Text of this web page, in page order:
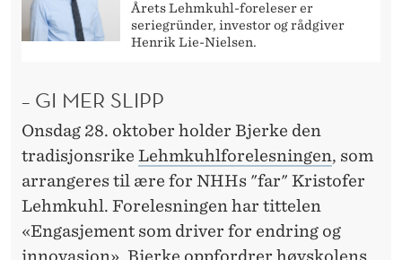
Årets Lehmkuhl-foreleser er
seriegründer, investor og rådgiver
Henrik Lie-Nielsen.
– GI MER SLIPP
Onsdag 28. oktober holder Bjerke den
tradisjonsrike Lehmkuhlforelesningen, som
arrangeres til ære for NHHs "far" Kristofer
Lehmkuhl. Forelesningen har tittelen
«Engasjement som driver for endring og